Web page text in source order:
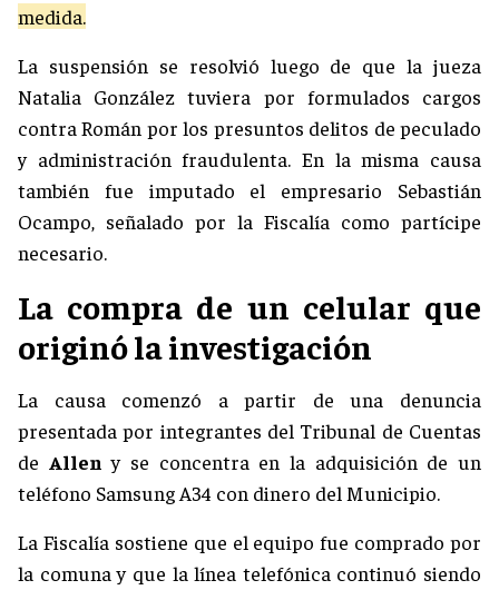
medida.
La suspensión se resolvió luego de que la jueza
Natalia González tuviera por formulados cargos
contra Román por los presuntos delitos de peculado
y administración fraudulenta. En la misma causa
también fue imputado el empresario Sebastián
Ocampo, señalado por la Fiscalía como partícipe
necesario.
La compra de un celular que
originó la investigación
La causa comenzó a partir de una denuncia
presentada por integrantes del Tribunal de Cuentas
de Allen y se concentra en la adquisición de un
teléfono Samsung A34 con dinero del Municipio.
La Fiscalía sostiene que el equipo fue comprado por
la comuna y que la línea telefónica continuó siendo